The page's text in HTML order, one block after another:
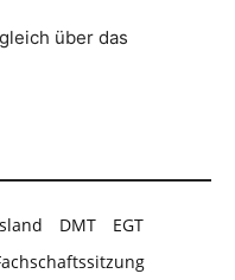
über das
DMT
EGT